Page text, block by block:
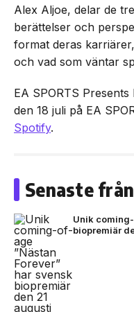
Alex Aljoe, delar de
berättelser och
format deras
och vad som väntar
EA SPORTS
den 18 juli på EA
Spotify.
Senaste
Unik
biopremiär